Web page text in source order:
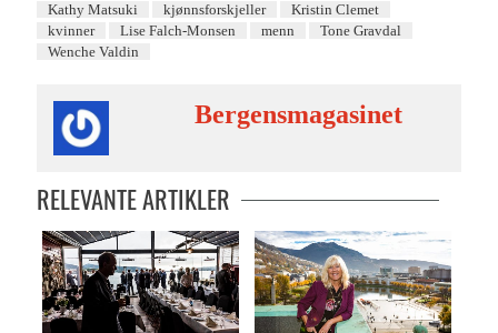
Kathy Matsuki
kjønnsforskjeller
Kristin Clemet
kvinner
Lise Falch-Monsen menn
Tone Gravdal
Wenche Valdin
Bergensmagasinet
RELEVANTE ARTIKLER